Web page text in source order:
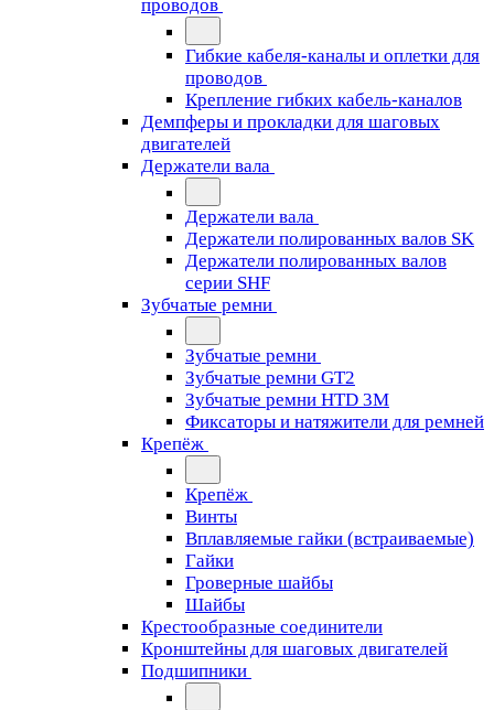
проводов
Гибкие кабеля-каналы и оплетки для
проводов
Крепление гибких кабель-каналов
Демпферы и прокладки для шаговых
двигателей
Держатели вала
Держатели вала
Держатели полированных валов SK
Держатели полированных валов
серии SHF
Зубчатые ремни
Зубчатые ремни
Зубчатые ремни GT2
Зубчатые ремни HTD 3M
Фиксаторы и натяжители для ремней
Крепёж
Крепёж
Винты
Вплавляемые гайки (встраиваемые)
Гайки
Гроверные шайбы
Шайбы
Крестообразные соединители
Кронштейны для шаговых двигателей
Подшипники